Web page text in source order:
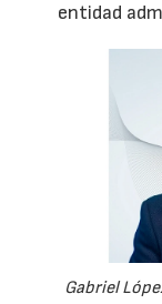
entidad
Gabriel